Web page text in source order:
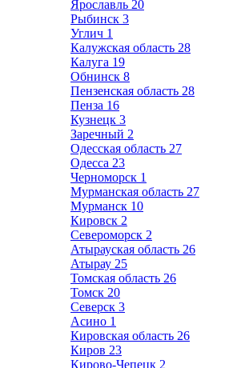
Ярославль 20
Рыбинск 3
Углич 1
Калужская область 28
Калуга 19
Обнинск 8
Пензенская область 28
Пенза 16
Кузнецк 3
Заречный 2
Одесская область 27
Одесса 23
Черноморск 1
Мурманская область 27
Мурманск 10
Кировск 2
Североморск 2
Атырауская область 26
Атырау 25
Томская область 26
Томск 20
Северск 3
Асино 1
Кировская область 26
Киров 23
Кирово-Чепецк 2